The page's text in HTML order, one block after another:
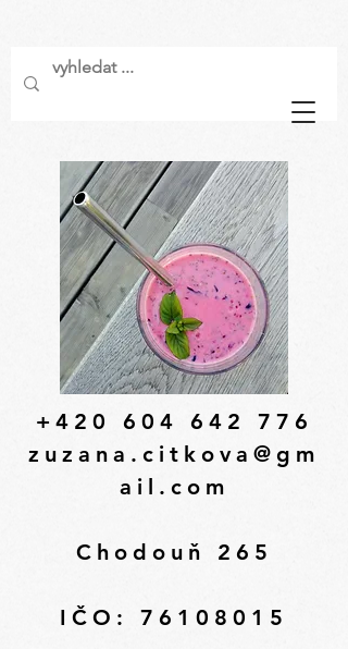
+420 604 642 776
zuzana.citkova@gm
ail.com
Chodouň 265
IČO: 76108015